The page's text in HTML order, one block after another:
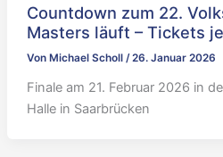
Countdown zum 22.
Masters läuft – Tickets
Von Michael Scholl /26. Januar 2026
Finale am 21. Februar 2026 in
Halle in Saarbrücken